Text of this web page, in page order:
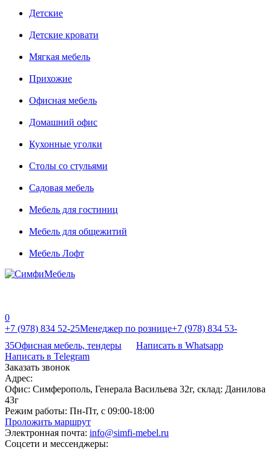
Детские
Детские кровати
Мягкая мебель
Прихожие
Офисная мебель
Домашний офис
Кухонные уголки
Столы со стульями
Садовая мебель
Мебель для гостиниц
Мебель для общежитий
Мебель Лофт
0
+7 (978) 834 52-25Менеджер по рознице+7 (978) 834 53-
35Офисная мебель, тендеры
Написать в Whatsapp
Написать в Telegram
Заказать звонок
Адрес:
Офис: Симферополь, Генерала Васильева 32г, склад: Данилова
43г
Режим работы: Пн-Пт, с 09:00-18:00
Проложить маршрут
Электронная почта: info@simfi-mebel.ru
Соцсети и мессенджеры: